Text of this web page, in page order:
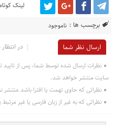
لینک کوتاه
برچسب ها : ناموجود
ارسال نظر شما
در انتظار
نظرات ارسال شده توسط شما، پس از تایید
سایت منتشر خواهد شد.
نظراتی که حاوی تهمت یا افترا باشد منتشر
نظراتی که به غیر از زبان فارسی یا غیر